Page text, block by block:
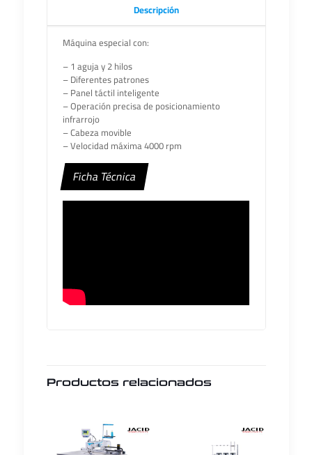
Descripción
Máquina especial con:
– 1 aguja y 2 hilos
– Diferentes patrones
– Panel táctil inteligente
– Operación precisa de posicionamiento
infrarrojo
– Cabeza movible
– Velocidad máxima 4000 rpm
Ficha Técnica
Productos relacionados